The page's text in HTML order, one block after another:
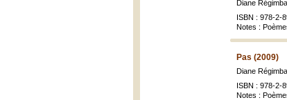
Diane
ISBN : 978-2-
Notes :
Pas (2009)
Diane
ISBN : 978-2-
Notes :